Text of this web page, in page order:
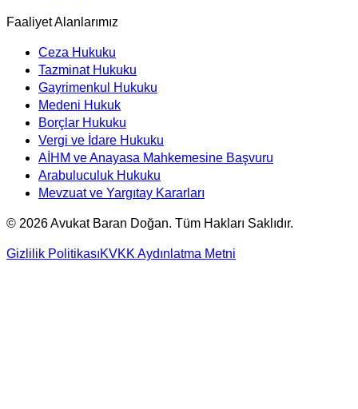
Faaliyet Alanlarımız
Ceza Hukuku
Tazminat Hukuku
Gayrimenkul Hukuku
Medeni Hukuk
Borçlar Hukuku
Vergi ve İdare Hukuku
AİHM ve Anayasa Mahkemesine Başvuru
Arabuluculuk Hukuku
Mevzuat ve Yargıtay Kararları
© 2026Avukat Baran Doğan. Tüm Hakları Saklıdır.
Gizlilik PolitikasıKVKK Aydınlatma Metni